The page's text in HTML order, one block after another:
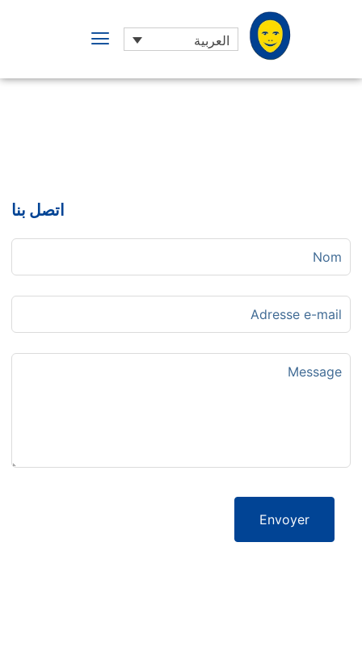
العربية
اتصل بنا
Envoyer